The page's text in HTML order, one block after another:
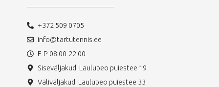
+372 509 0705
info@tartutennis.ee
E-P 08:00-22:00
Siseväljakud: Laulupeo puiestee 19
Väliväljakud: Laulupeo puiestee 33